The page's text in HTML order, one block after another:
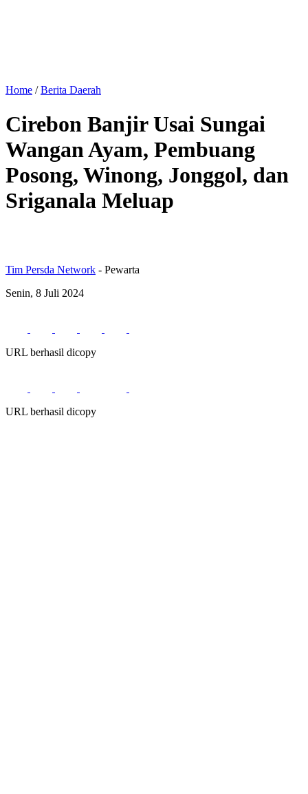
Home /Berita Daerah
Cirebon Banjir Usai Sungai
Wangan Ayam, Pembuang
Posong, Winong, Jonggol, dan
Sriganala Meluap
Tim Persda Network - Pewarta
Senin, 8 Juli 2024
URL berhasil dicopy
URL berhasil dicopy